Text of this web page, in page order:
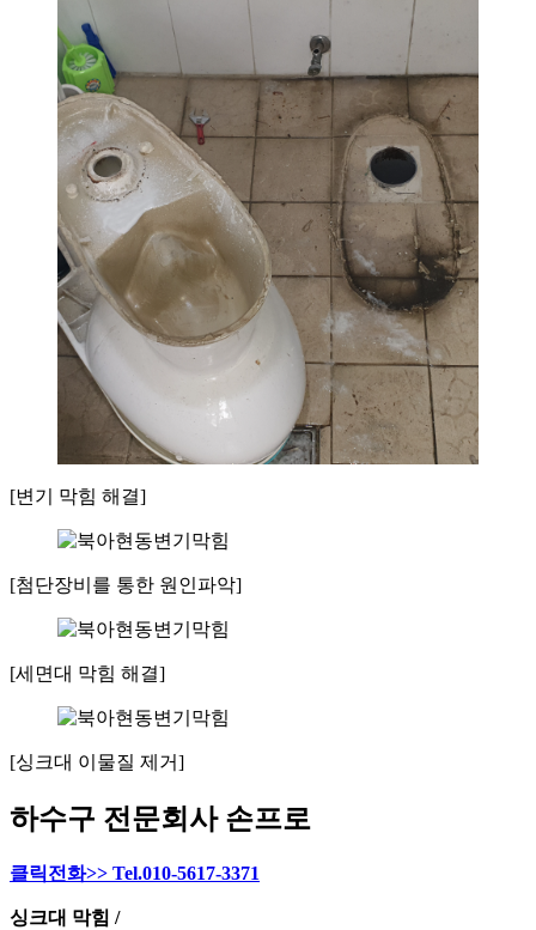
[변기 막힘 해결]
[첨단장비를 통한 원인파악]
[세면대 막힘 해결]
[싱크대 이물질 제거]
하수구 전문회사 손프로
클릭전화>> Tel.010-5617-3371
싱크대 막힘 /